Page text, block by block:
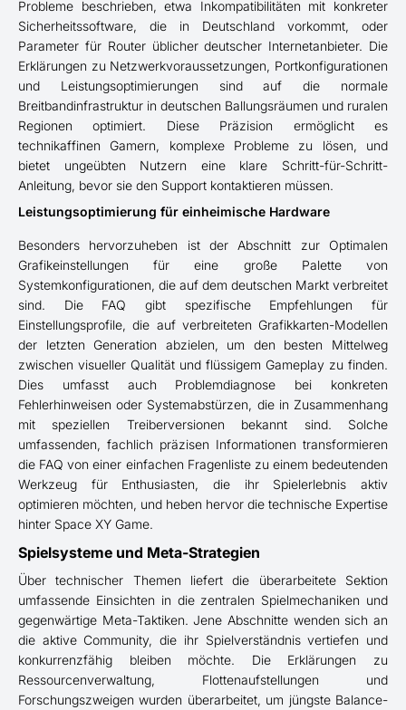
Probleme beschrieben, etwa Inkompatibilitäten mit konkreter
Sicherheitssoftware, die in Deutschland vorkommt, oder
Parameter für Router üblicher deutscher Internetanbieter. Die
Erklärungen zu Netzwerkvoraussetzungen, Portkonfigurationen
und Leistungsoptimierungen sind auf die normale
Breitbandinfrastruktur in deutschen Ballungsräumen und ruralen
Regionen optimiert. Diese Präzision ermöglicht es
technikaffinen Gamern, komplexe Probleme zu lösen, und
bietet ungeübten Nutzern eine klare Schritt-für-Schritt-
Anleitung, bevor sie den Support kontaktieren müssen.
Leistungsoptimierung für einheimische Hardware
Besonders hervorzuheben ist der Abschnitt zur Optimalen
Grafikeinstellungen für eine große Palette von
Systemkonfigurationen, die auf dem deutschen Markt verbreitet
sind. Die FAQ gibt spezifische Empfehlungen für
Einstellungsprofile, die auf verbreiteten Grafikkarten-Modellen
der letzten Generation abzielen, um den besten Mittelweg
zwischen visueller Qualität und flüssigem Gameplay zu finden.
Dies umfasst auch Problemdiagnose bei konkreten
Fehlerhinweisen oder Systemabstürzen, die in Zusammenhang
mit speziellen Treiberversionen bekannt sind. Solche
umfassenden, fachlich präzisen Informationen transformieren
die FAQ von einer einfachen Fragenliste zu einem bedeutenden
Werkzeug für Enthusiasten, die ihr Spielerlebnis aktiv
optimieren möchten, und heben hervor die technische Expertise
hinter Space XY Game.
Spielsysteme und Meta-Strategien
Über technischer Themen liefert die überarbeitete Sektion
umfassende Einsichten in die zentralen Spielmechaniken und
gegenwärtige Meta-Taktiken. Jene Abschnitte wenden sich an
die aktive Community, die ihr Spielverständnis vertiefen und
konkurrenzfähig bleiben möchte. Die Erklärungen zu
Ressourcenverwaltung, Flottenaufstellungen und
Forschungszweigen wurden überarbeitet, um jüngste Balance-